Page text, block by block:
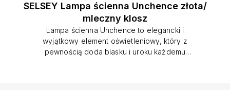
SELSEY Lampa ścienna Unchence złota/
mleczny klosz
Lampa ścienna Unchence to elegancki i
wyjątkowy element oświetleniowy, który z
pewnością doda blasku i uroku każdemu